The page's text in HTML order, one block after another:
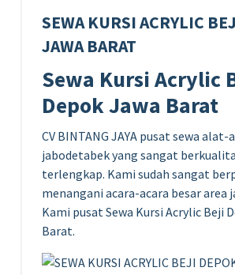
SEWA KURSI ACRYLIC
JAWA BARAT
Sewa Kursi Acrylic
Depok Jawa Barat
CV BINTANG JAYA pusat sewa
jabodetabek yang sangat
terlengkap. Kami sudah sangat
menangani acara-acara besar area
Kami pusat Sewa Kursi Acrylic Beji
Barat.